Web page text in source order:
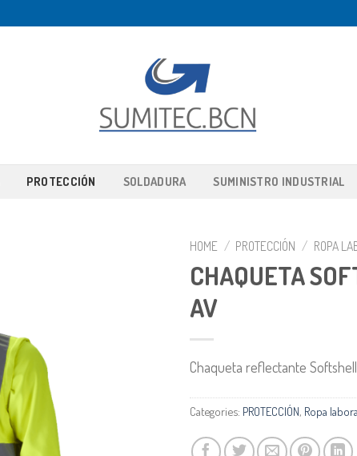
PROTECCIÓN SOLDADURA SUMINISTRO INDUSTRIAL
HOME / PROTECCIÓN / ROPA
CHAQUETA
AV
Chaqueta reflectante Softshell
Categories: PROTECCIÓN, Ropa